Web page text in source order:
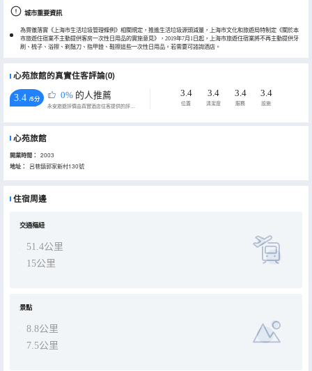
城市重要資訊
為貫徹落實《上海市生活垃圾管理條例》相關規定，推進生活垃圾源頭減量，上海市文化和旅遊局特制定《關於本
市旅遊住宿業不主動提供客房一次性日用品的實施意見》，2019年7月1日起，上海市旅遊住宿業將不再主動提供牙
刷、梳子、浴擦、剃鬚刀、指甲銼、鞋擦這些一次性日用品。若需要可諮詢酒店。
心苑旅館的真實住客評論(0)
3.4 /5分 0% 的人推薦
永安旅遊評價由真實酒店住客提供的評價。
3.4
位置
3.4
清潔度
3.4
服務
3.4
設施
心苑旅館
開業時間： 2003
地址： 呂巷鎮郭家新村130號
住宿周邊
交通樞紐
51.4公里
15公里
景點
8.8公里
7.5公里